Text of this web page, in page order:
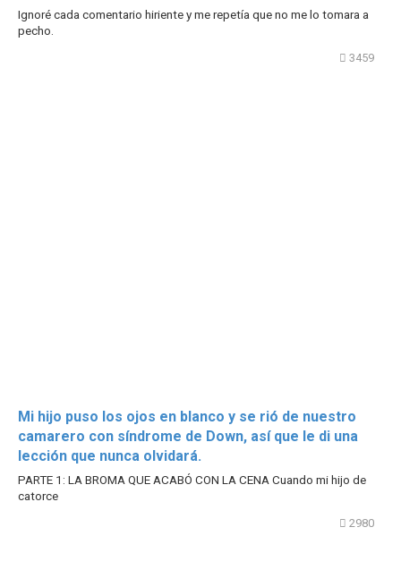
Ignoré cada comentario hiriente y me repetía que no me lo tomara a
pecho.
3459
Mi hijo puso los ojos en blanco y se rió de nuestro
camarero con síndrome de Down, así que le di una
lección que nunca olvidará.
PARTE 1: LA BROMA QUE ACABÓ CON LA CENA Cuando mi hijo de
catorce
2980